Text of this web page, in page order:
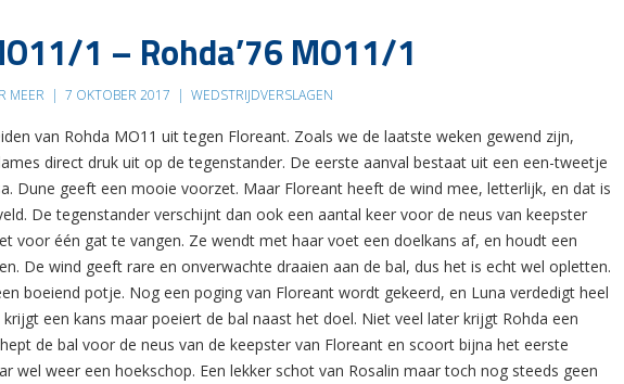
1 – Rohda’76 MO11/1
MEER | 7 OKTOBER 2017 | WEDSTRIJDVERSLAGEN
van Rohda MO11 uit tegen Floreant. Zoals we de laatste weken gewend zijn,
direct druk uit op de tegenstander. De eerste aanval bestaat uit een een-tweetje
Dune geeft een mooie voorzet. Maar Floreant heeft de wind mee, letterlijk, en dat is
De tegenstander verschijnt dan ook een aantal keer voor de neus van keepster
voor één gat te vangen. Ze wendt met haar voet een doelkans af, en houdt een
De wind geeft rare en onverwachte draaien aan de bal, dus het is echt wel opletten.
boeiend potje. Nog een poging van Floreant wordt gekeerd, en Luna verdedigt heel
een kans maar poeiert de bal naast het doel. Niet veel later krijgt Rohda een
de bal voor de neus van de keepster van Floreant en scoort bijna het eerste
wel weer een hoekschop. Een lekker schot van Rosalin maar toch nog steeds geen